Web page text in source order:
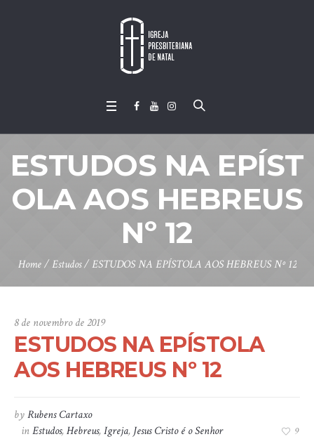
ESTUDOS NA EPÍST
OLA AOS HEBREUS
Nº 12
Home /Estudos /ESTUDOS NA EPÍSTOLA AOS HEBREUS Nº 12
8 de novembro de 2019
ESTUDOS NA EPÍSTOLA
AOS HEBREUS Nº 12
byRubens Cartaxo
inEstudos,Hebreus,Igreja, Jesus Cristo é o Senhor 9